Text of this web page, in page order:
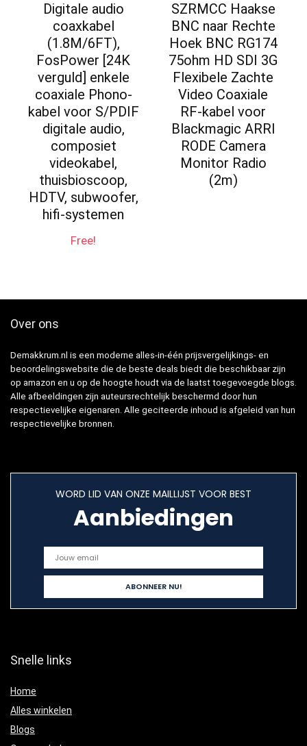
Digitale audio
coaxkabel
(1.8M/6FT),
FosPower [24K
verguld] enkele
coaxiale Phono-
kabel voor S/PDIF
digitale audio,
composiet
videokabel,
thuisbioscoop,
HDTV, subwoofer,
hifi-systemen
Free!
SZRMCC Haakse
BNC naar Rechte
Hoek BNC RG174
75ohm HD SDI 3G
Flexibele Zachte
Video Coaxiale
RF-kabel voor
Blackmagic ARRI
RODE Camera
Monitor Radio
(2m)
Over ons
Demakkrum.nl is een moderne alles-in-één prijsvergelijkings- en
beoordelingswebsite die de beste deals biedt die beschikbaar zijn
op amazon en u op de hoogte houdt via de laatst toegevoegde blogs.
Alle afbeeldingen zijn auteursrechtelijk beschermd door hun
respectievelijke eigenaren. Alle geciteerde inhoud is afgeleid van hun
respectievelijke bronnen.
WORD LID VAN ONZE MAILLIJST VOOR BEST
Aanbiedingen
Snelle links
Home
Alles winkelen
Blogs